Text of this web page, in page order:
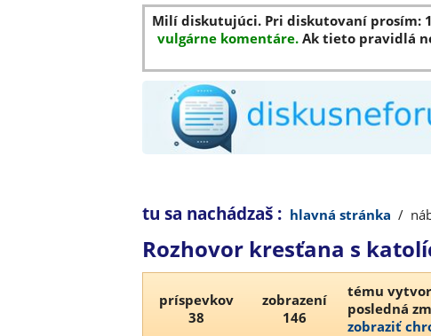
Milí diskutujúci. Pri diskutovaní prosím:
vulgárne komentáre.Ak tieto pravidlá
tu sa nachádzaš : hlavná stránka /
Rozhovor kresťana s
príspevkov
38
zobrazení
146
tému
posledná
zobraziť